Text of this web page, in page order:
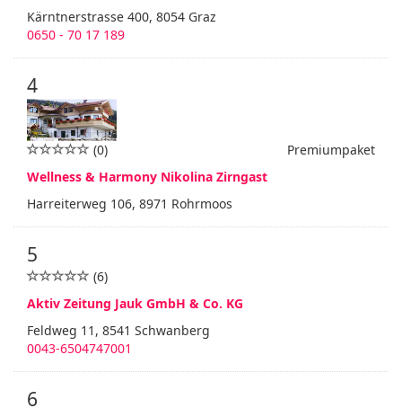
Kärntnerstrasse 400, 8054 Graz
0650 - 70 17 189
4
Premiumpaket
(0)
Wellness & Harmony Nikolina Zirngast
Harreiterweg 106, 8971 Rohrmoos
5
(6)
Aktiv Zeitung Jauk GmbH & Co. KG
Feldweg 11, 8541 Schwanberg
0043-6504747001
6